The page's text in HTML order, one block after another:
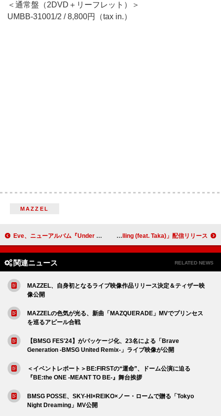
＜通常盤（2DVD＋リーフレット）＞
UMBB-31001/2 / 8,800円（tax in.）
MAZZEL
Eve、ニューアルバム『Under Blue』収録曲「lazy cat」MV公開 BTSのJIN、ワンオクTakaのフィーチャリング曲 「Falling (feat. Taka)」配信リリース
関連ニュース RELATED NEWS
MAZZEL、自身初となるライブ映像作品リリース決定＆ティザー映
像公開
MAZZELの色気が光る、新曲「MAZQUERADE」MVでプリンセス
を巡るアピール合戦
【BMSG FES'24】がパッケージ化、23名による「Brave
Generation -BMSG United Remix-」ライブ映像が公開
＜イベントレポート＞BE:FIRSTの“運命”、ドーム公演に迫る
『BE:the ONE -MEANT TO BE-』舞台挨拶
BMSG POSSE、SKY-HI×REIKO×ノー・ロームで贈る「Tokyo
Night Dreaming」MV公開